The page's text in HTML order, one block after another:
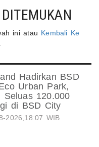
ini atau Kembali Ke
Hadirkan BSD
Urban Park,
Seluas 120.000
di BSD City
2026,18:07 WIB